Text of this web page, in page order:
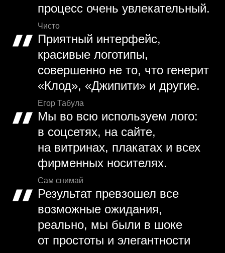
процесс очень увлекательный.
Чисто
Приятный интерфейс,
красивые логотипы,
совершенно не то, что генерит
«Клод», «Джипити» и другие.
Егор Табула
Мы во всю используем лого:
в соцсетях, на сайте,
на витринах, плакатах и всех
фирменных носителях.
Сам снимай
Результат превзошел все
возможные ожидания,
реально, мы были в шоке
от простоты и элегантности